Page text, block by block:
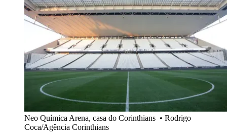
Neo Química Arena, casa do Corinthians • Rodrigo
Coca/Agência Corinthians